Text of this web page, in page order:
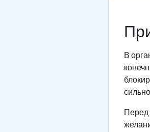
В
Перед